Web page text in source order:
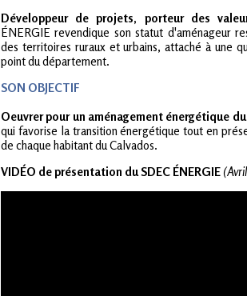
Développeur de projets, porteur des
ÉNERGIE revendique son statut d'aménageur
des territoires ruraux et urbains, attaché à une
point du département.
SON OBJECTIF
Oeuvrer pour un aménagement énergétique
qui favorise la transition énergétique tout en
de chaque habitant du Calvados.
VIDÉO de présentation du SDEC ÉNERGIE